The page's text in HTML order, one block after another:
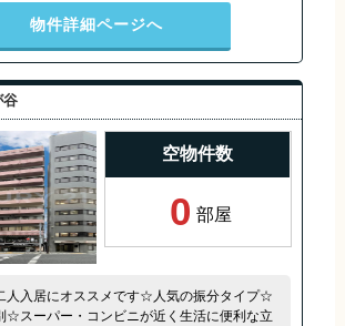
物件詳細ページへ
谷
空物件数
0 部屋
人入居にオススメです☆人気の振分タイプ☆
☆スーパー・コンビニが近く生活に便利な立